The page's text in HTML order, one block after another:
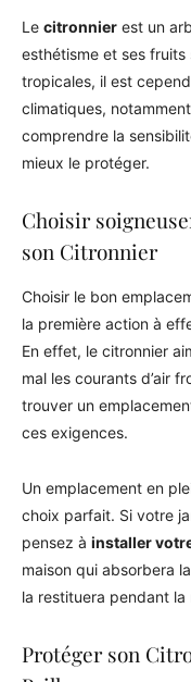
Le citronnier est un
esthétisme et ses
tropicales, il est
climatiques,
comprendre la
mieux le protéger.
Choisir
son Citronnier
Choisir le bon
la première action à
En effet, le citronnier
mal les courants d’air
trouver un
ces exigences.
Un emplacement en
choix parfait. Si votre
pensez à installer
maison qui absorbera
la restituera pendant la
Protéger son